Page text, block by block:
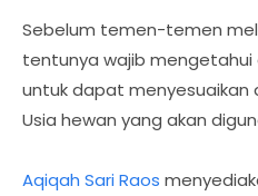
Sebelum temen-temen
tentunya wajib mengetahui
untuk dapat menyesuaikan
Usia hewan yang akan
Aqiqah Sari Raos